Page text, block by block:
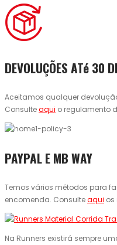
DEVOLUÇÕES ATé 30
Aceitamos qualquer
Consulteaqui o regulamento
PAYPAL E MB WAY
Temos vários métodos para
encomenda. Consulteaqui os
Na Runners existirá sempre